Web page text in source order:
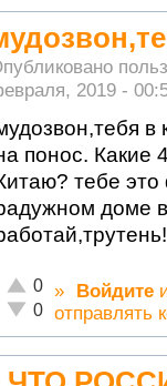
2019 -
в
понос. Какие
тебе
доме
Отлично!
0
Неадекватно!
0
» Войдите
отправлять